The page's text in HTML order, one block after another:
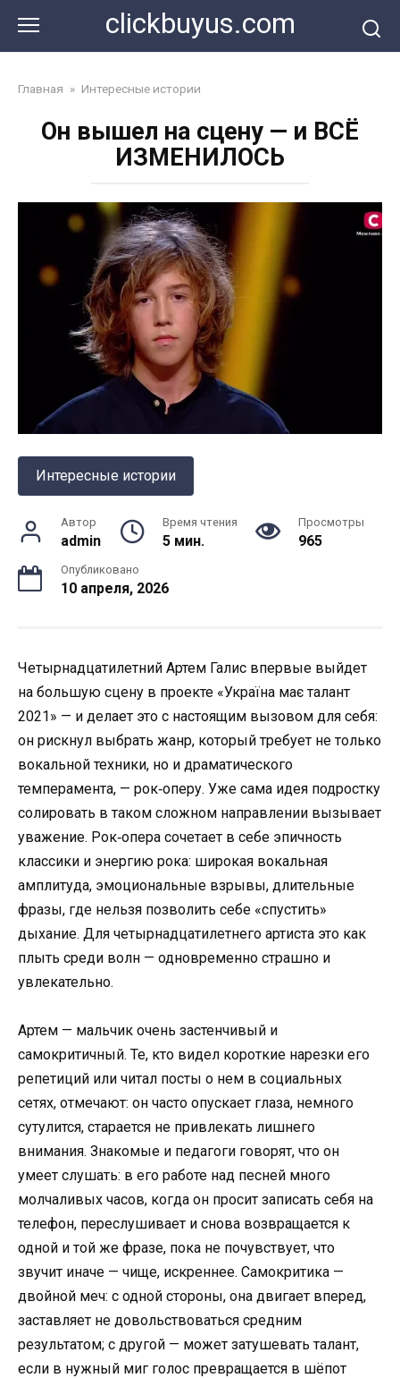
контенту
clickbuyus.com
Главная » Интересные истории
Он вышел на сцену — и ВСЁ
ИЗМЕНИЛОСЬ
Интересные истории
Автор
admin
Время чтения
5 мин.
Просмотры
965
Опубликовано
10 апреля, 2026
Четырнадцатилетний Артем Галис впервые выйдет
на большую сцену в проекте «Україна має талант
2021» — и делает это с настоящим вызовом для себя:
он рискнул выбрать жанр, который требует не только
вокальной техники, но и драматического
темперамента, — рок‑оперу. Уже сама идея подростку
солировать в таком сложном направлении вызывает
уважение. Рок‑опера сочетает в себе эпичность
классики и энергию рока: широкая вокальная
амплитуда, эмоциональные взрывы, длительные
фразы, где нельзя позволить себе «спустить»
дыхание. Для четырнадцатилетнего артиста это как
плыть среди волн — одновременно страшно и
увлекательно.
Артем — мальчик очень застенчивый и
самокритичный. Те, кто видел короткие нарезки его
репетиций или читал посты о нем в социальных
сетях, отмечают: он часто опускает глаза, немного
сутулится, старается не привлекать лишнего
внимания. Знакомые и педагоги говорят, что он
умеет слушать: в его работе над песней много
молчаливых часов, когда он просит записать себя на
телефон, переслушивает и снова возвращается к
одной и той же фразе, пока не почувствует, что
звучит иначе — чище, искреннее. Самокритика —
двойной меч: с одной стороны, она двигает вперед,
заставляет не довольствоваться средним
результатом; с другой — может затушевать талант,
если в нужный миг голос превращается в шёпот